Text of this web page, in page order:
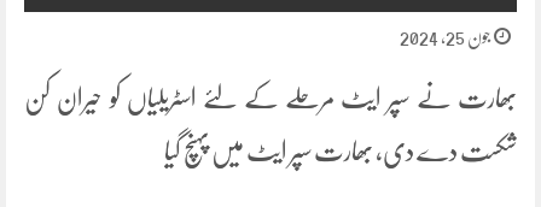
جون 25, 2024
بھارت نے سپر ایٹ مرحلے کے لئے اسٹریلیاں کو حیران کن
شکست دے دی، بھارت سپر ایٹ میں پہنچ گیا